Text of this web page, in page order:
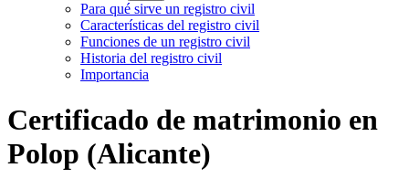
Para qué sirve un registro civil
Características del registro civil
Funciones de un registro civil
Historia del registro civil
Importancia
Certificado de matrimonio en
Polop (Alicante)